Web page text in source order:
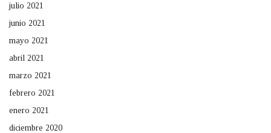
julio 2021
junio 2021
mayo 2021
abril 2021
marzo 2021
febrero 2021
enero 2021
diciembre 2020